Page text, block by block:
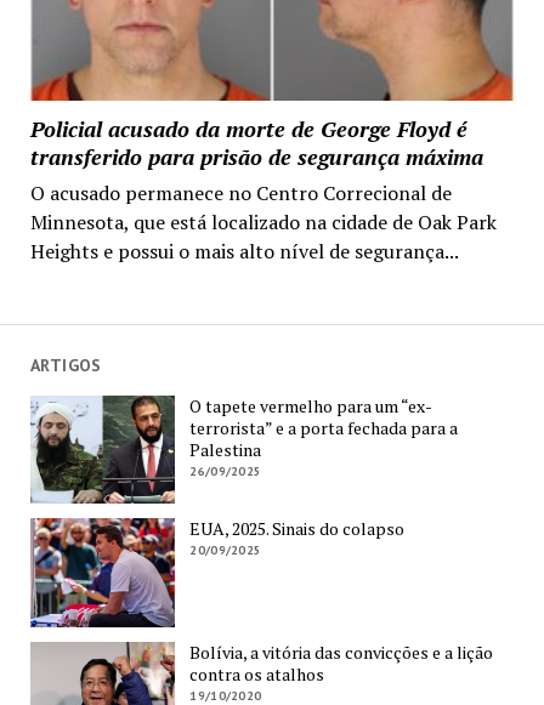
Policial acusado da morte de George Floyd é
transferido para prisão de segurança máxima
O acusado permanece no Centro Correcional de
Minnesota, que está localizado na cidade de Oak Park
Heights e possui o mais alto nível de segurança...
ARTIGOS
O tapete vermelho para um “ex-
terrorista” e a porta fechada para a
Palestina
26/09/2025
EUA, 2025. Sinais do colapso
20/09/2025
Bolívia, a vitória das convicções e a lição
contra os atalhos
19/10/2020